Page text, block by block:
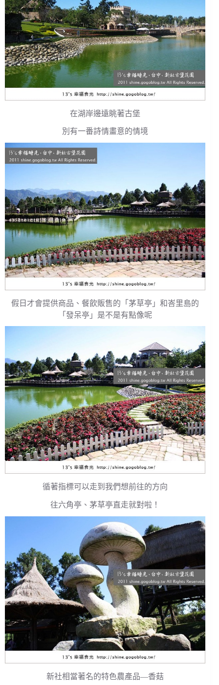
在湖岸邊遠眺著古堡
別有一番詩情畫意的情境
假日才會提供商品、餐飲販售的「茅草亭」和峇里島的
「發呆亭」是不是有點像呢
循著指標可以走到我們想前往的方向
往六角亭、茅草亭直走就對啦！
新社相當著名的特色農產品—香菇